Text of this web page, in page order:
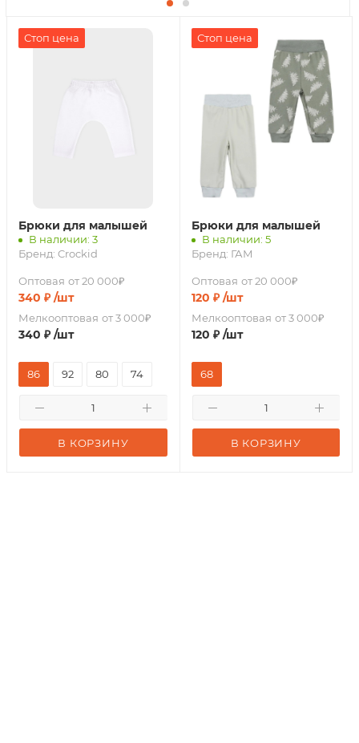
Стоп цена
Брюки для малышей
В наличии: 3
Бренд: Crockid
Оптовая от 20 000₽
340 ₽ /шт
Мелкооптовая от 3 000₽
340 ₽ /шт
В КОРЗИНУ
86 92 80 74
Стоп цена
Брюки для малышей
В наличии: 5
Бренд: ГАМ
Оптовая от 20 000₽
120 ₽ /шт
Мелкооптовая от 3 000₽
120 ₽ /шт
В КОРЗИНУ
68